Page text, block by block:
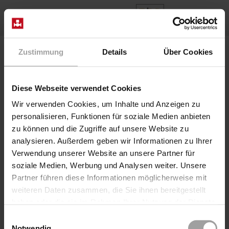
Zustimmung Details Über Cookies
Diese Webseite verwendet Cookies
Wir verwenden Cookies, um Inhalte und Anzeigen zu
personalisieren, Funktionen für soziale Medien anbieten
zu können und die Zugriffe auf unsere Website zu
analysieren. Außerdem geben wir Informationen zu Ihrer
Verwendung unserer Website an unsere Partner für
soziale Medien, Werbung und Analysen weiter. Unsere
Partner führen diese Informationen möglicherweise mit
weiteren Daten zusammen, die Sie ihnen bereitgestellt
IT
Valvola 2/918-25/0624/8280-modul
Coaxial Valve pneumatico diretto
Serie 2/918-..-06-R280